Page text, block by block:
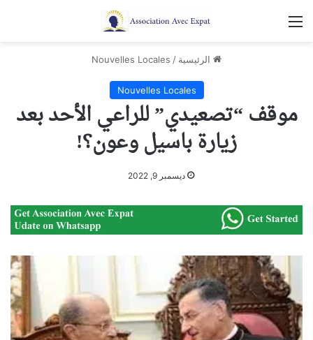
القائمة
الرئيسية /
Nouvelles Locales
Nouvelles Locales
موقف “تصعيدي” للراعي الأحد بعد
زيارة باسيل وعون؟!
ديسمبر 9, 2022